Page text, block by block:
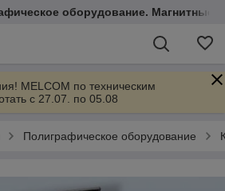
оборудование. Магнитные
MELCOM по техническим
с 27.07. по 05.08
Полиграфическое оборудование